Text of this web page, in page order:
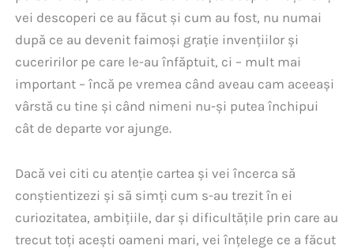
vei descoperi ce au făcut și cum au fost, nu numai
după ce au devenit faimoși grație invențiilor și
cuceririlor pe care le-au înfăptuit, ci – mult mai
important – încă pe vremea când aveau cam aceeași
vârstă cu tine și când nimeni nu-și putea închipui
cât de departe vor ajunge.
Dacă vei citi cu atenție cartea și vei încerca să
conștientizezi și să simți cum s-au trezit în ei
curiozitatea, ambițiile, dar și dificultățile prin care au
trecut toți acești oameni mari, vei înțelege ce a făcut